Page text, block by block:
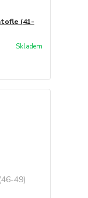
(41-
Skladem